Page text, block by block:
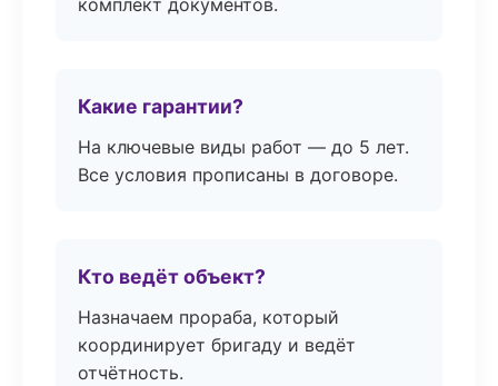
комплект документов.
Какие гарантии?
На ключевые виды работ — до 5 лет.
Все условия прописаны в договоре.
Кто ведёт объект?
Назначаем прораба, который
координирует бригаду и ведёт
отчётность.